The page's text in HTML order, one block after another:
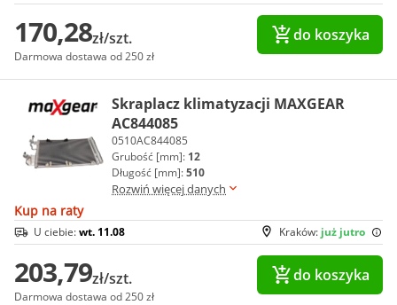
170,28zł/szt.
Darmowa dostawa od 250 zł
do koszyka
Skraplacz klimatyzacji MAXGEAR
AC844085
0510AC844085
Grubość [mm]: 12
Długość [mm]:510
Rozwiń więcej danych
Kup na raty
Kraków: już jutro
U ciebie:wt. 11.08
203,79zł/szt.
Darmowa dostawa od 250 zł
do koszyka